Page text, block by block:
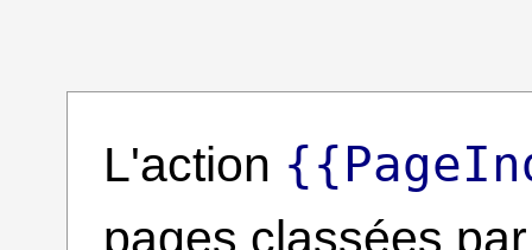
L'action
pages classées